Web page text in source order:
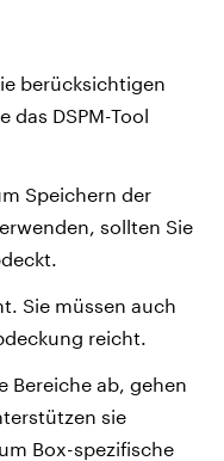
berücksichtigen
das DSPM-Tool
Speichern der
sollten Sie
Sie müssen auch
reicht.
Bereiche ab, gehen
sie
Box-spezifische